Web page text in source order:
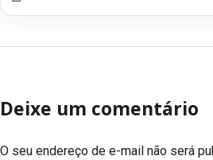
Deixe um comentário
O seu endereço de e-mail não será